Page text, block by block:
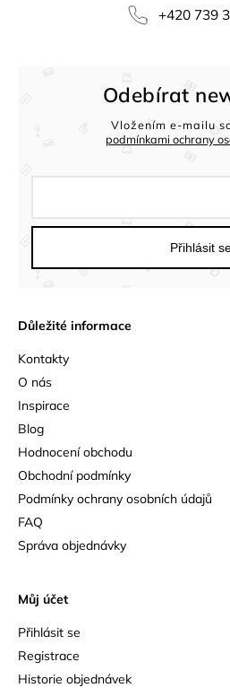
+420 739
Důležité informace
Kontakty
O nás
Inspirace
Blog
Hodnocení obchodu
Obchodní podmínky
Podmínky ochrany osobních údajů
FAQ
Správa objednávky
Můj účet
Přihlásit se
Registrace
Historie objednávek
Odebírat
Vložením e-mailu
podmínkami ochrany
Přihlásit